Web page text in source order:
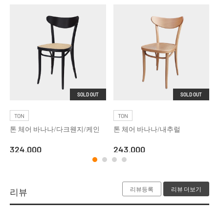
SOLD OUT
TON
톤 체어 바나나/다크웬지/케인
324,000
SOLD OUT
TON
톤 체어 바나나/내추럴
243,000
리뷰 리뷰등록 리뷰 더보기